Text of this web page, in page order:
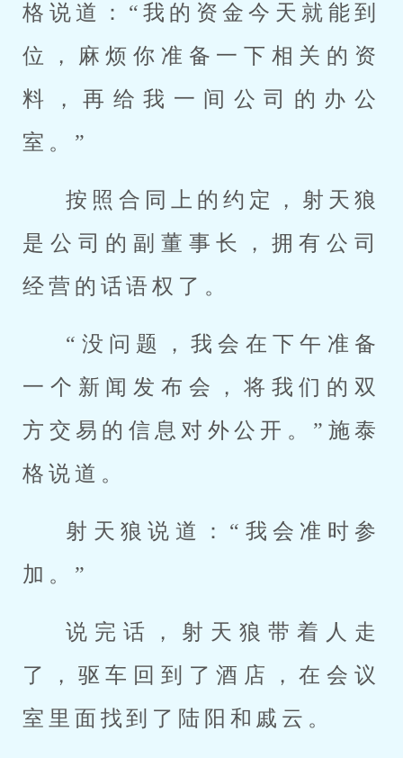
格说道：“我的资金今天就能到
位，麻烦你准备一下相关的资
料，再给我一间公司的办公
室。”
按照合同上的约定，射天狼
是公司的副董事长，拥有公司
经营的话语权了。
“没问题，我会在下午准备
一个新闻发布会，将我们的双
方交易的信息对外公开。”施泰
格说道。
射天狼说道：“我会准时参
加。”
说完话，射天狼带着人走
了，驱车回到了酒店，在会议
室里面找到了陆阳和戚云。